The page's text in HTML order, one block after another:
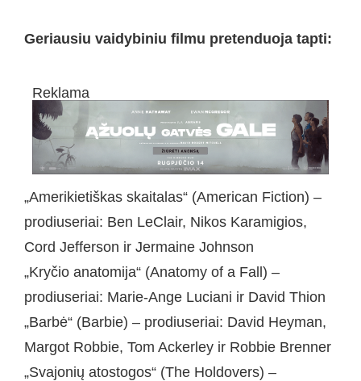
Geriausiu vaidybiniu filmu pretenduoja tapti:
Reklama
„Amerikietiškas skaitalas“ (American Fiction) –
prodiuseriai: Ben LeClair, Nikos Karamigios,
Cord Jefferson ir Jermaine Johnson
„Kryčio anatomija“ (Anatomy of a Fall) –
prodiuseriai: Marie-Ange Luciani ir David Thion
„Barbė“ (Barbie) – prodiuseriai: David Heyman,
Margot Robbie, Tom Ackerley ir Robbie Brenner
„Svajonių atostogos“ (The Holdovers) –